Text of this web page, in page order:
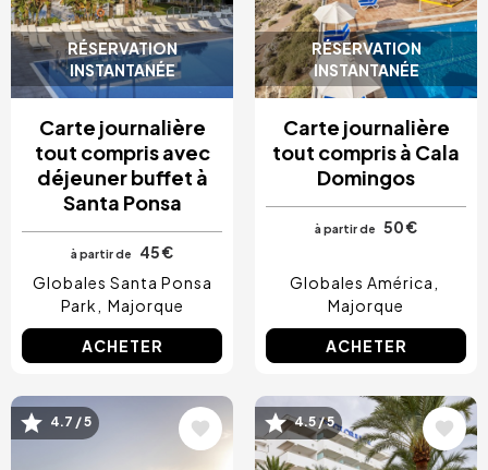
RÉSERVATION
INSTANTANÉE
Carte journalière
tout compris avec
déjeuner buffet à
Santa Ponsa
à partir de
45 €
Globales Santa Ponsa
Park
Majorque
ACHETER
RÉSERVATION
INSTANTANÉE
Carte journalière
tout compris à Cala
Domingos
à partir de 50 €
Globales América
Majorque
ACHETER
Image
4.7 / 5 Image
4.5 / 5